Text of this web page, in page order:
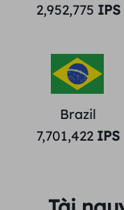
2,952,775 IPS
Brazil
7,701,422 IPS